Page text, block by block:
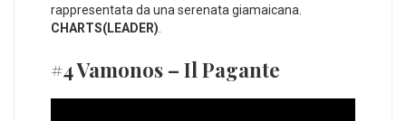
rappresentata da una serenata giamaicana.
CHARTS(LEADER)
#4 Vamonos – Il Pagante